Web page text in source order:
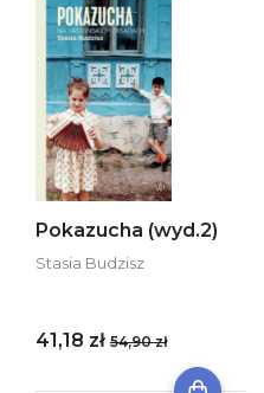
Pokazucha (wyd.2)
Stasia Budzisz
41,18 zł 54,90 zł